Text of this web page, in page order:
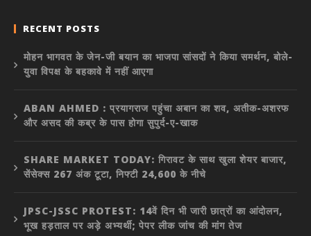
RECENT POSTS
मोहन भागवत के जेन-जी बयान का भाजपा सांसदों ने किया समर्थन, बोले-
युवा विपक्ष के बहकावे में नहीं आएगा
ABAN AHMED : प्रयागराज पहुंचा अबान का शव, अतीक-अशरफ
और असद की कब्र के पास होगा सुपुर्द-ए-खाक
SHARE MARKET TODAY: गिरावट के साथ खुला शेयर बाजार,
सेंसेक्स 267 अंक टूटा, निफ्टी 24,600 के नीचे
JPSC-JSSC PROTEST: 14वें दिन भी जारी छात्रों का आंदोलन,
भूख हड़ताल पर अड़े अभ्यर्थी; पेपर लीक जांच की मांग तेज